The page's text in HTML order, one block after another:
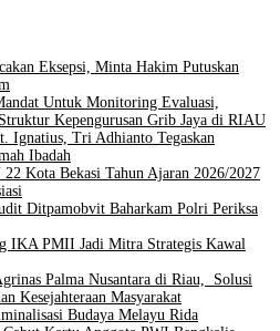
Eksepsi, Minta Hakim Putuskan
Untuk Monitoring Evaluasi,
Kepengurusan Grib Jaya di RIAU
Ignatius, Tri Adhianto Tegaskan
Ibadah
Kota Bekasi Tahun Ajaran 2026/2027
Ditpamobvit Baharkam Polri Periksa
IKA PMII Jadi Mitra Strategis Kawal
Palma Nusantara di Riau, Solusi
Kesejahteraan Masyarakat
Budaya Melayu Rida